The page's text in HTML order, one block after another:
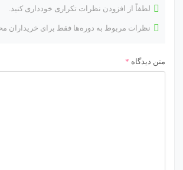
لطفاً از افزودن نظرات تکراری خودداری کنید.
نظرات مربوط به دوره‌ها فقط برای
متن دیدگاه *